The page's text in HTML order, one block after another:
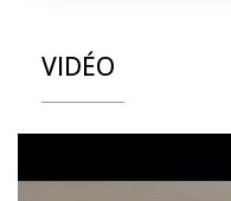
VIDÉO